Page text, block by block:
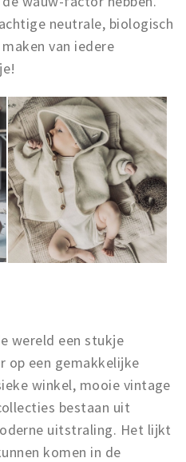
neutrale, biologisch
van iedere
wereld een stukje
op een gemakkelijke
winkel, mooie vintage
bestaan uit
uitstraling. Het lijkt
komen in de